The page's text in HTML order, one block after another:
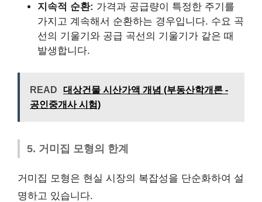
지속적 순환: 가격과 공급량이 특정한 주기를
가지고 계속해서 순환하는 경우입니다. 수요 곡
선의 기울기와 공급 곡선의 기울기가 같은 때
발생합니다.
READ
대상건물 시산가액 개념 (부동산학개론 -
공인중개사 시험)
5. 거미집 모형의 한계
거미집 모형은 현실 시장의 복잡성을 단순화하여 설
명하고 있습니다.